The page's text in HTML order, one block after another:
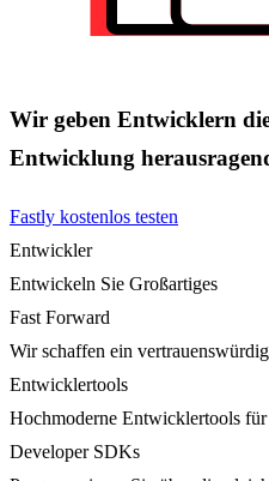
Wir geben Entwicklern
Entwicklung
Fastly kostenlos testen
Entwickler
Entwickeln Sie Großartiges
Fast Forward
Wir schaffen ein
Entwicklertools
Hochmoderne Entwicklertools
Developer SDKs